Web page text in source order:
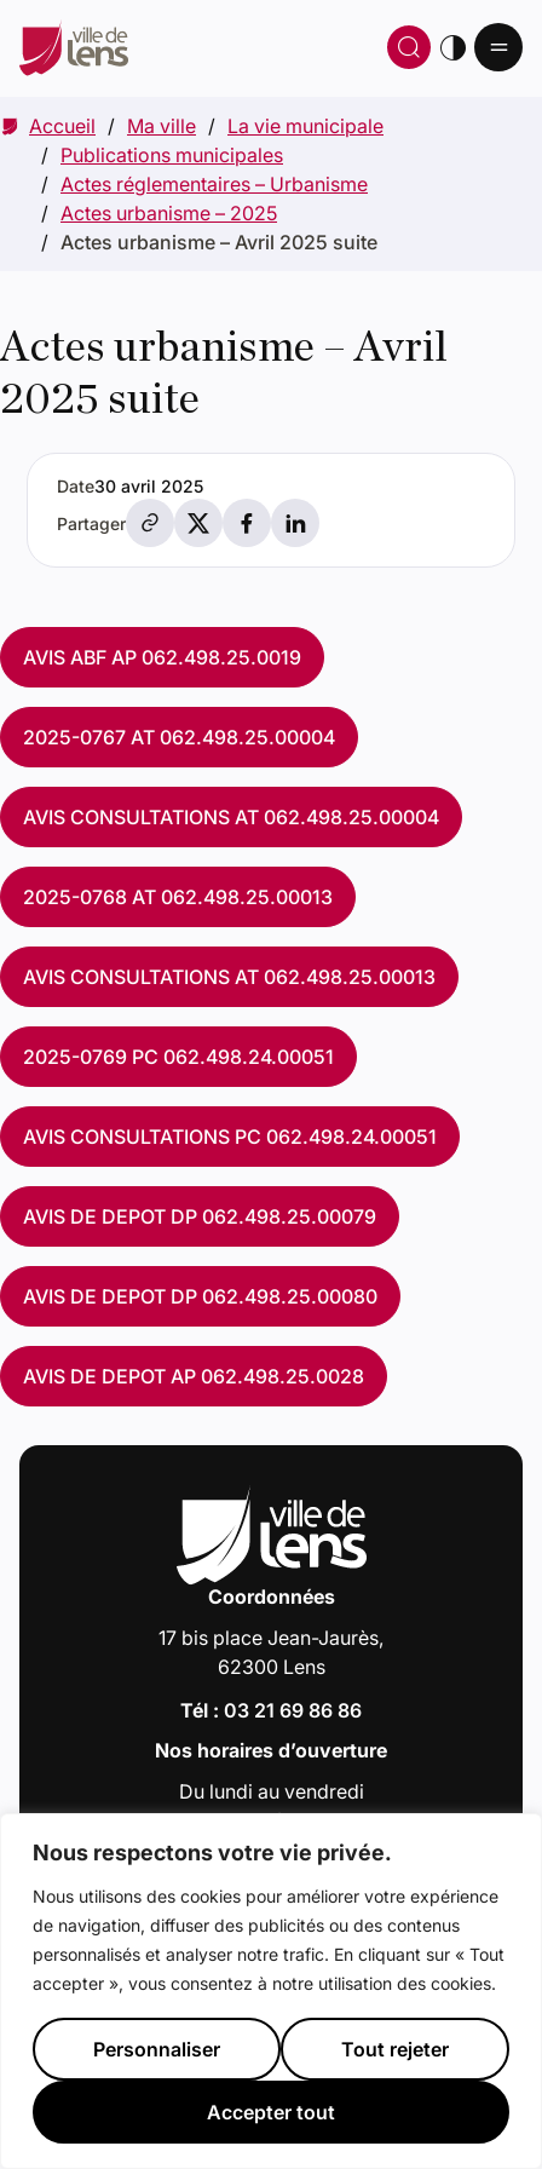
Nous respectons votre vie privée.
Nous utilisons des cookies pour améliorer votre expérience
de navigation, diffuser des publicités ou des contenus
personnalisés et analyser notre trafic. En cliquant sur « Tout
accepter », vous consentez à notre utilisation des cookies.
Personnaliser Tout rejeter
Accepter tout
Ouvrir
Accueil Ma ville
La vie municipale
Publications municipales
Actes réglementaires – Urbanisme
Actes urbanisme – 2025
Actes urbanisme – Avril 2025 suite
Actes urbanisme – Avril
2025 suite
PartagerPartager par e-mail
Partager sur X
Partager sur Facebook
Partager sur LinkedIn
Date30 avril 2025
AVIS ABF AP 062.498.25.0019
2025-0767 AT 062.498.25.00004
AVIS CONSULTATIONS AT 062.498.25.00004
2025-0768 AT 062.498.25.00013
AVIS CONSULTATIONS AT 062.498.25.00013
2025-0769 PC 062.498.24.00051
AVIS CONSULTATIONS PC 062.498.24.00051
AVIS DE DEPOT DP 062.498.25.00079
AVIS DE DEPOT DP 062.498.25.00080
AVIS DE DEPOT AP 062.498.25.0028
Coordonnées
17 bis place Jean-Jaurès,
62300 Lens
Tél : 03 21 69 86 86
Nos horaires d’ouverture
Du lundi au vendredi
de 9h00 à 12h30
et de 13h30 à 18h00
Accéder au compte : Facebook (Lien
Accéder au compte : Instagram (Lien
Accéder au compte : Linkedin
Accéder au compte :
Accéder au compte :
Déclaration d’accessibilité
Préférence de consentement
Crédits : La Jungle